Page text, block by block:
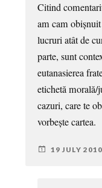
Citind
am cam
lucruri atât de
parte, sunt
eutanasierea
etichetă
cazuri, care te
vorbește cartea.
19 JULY 2010